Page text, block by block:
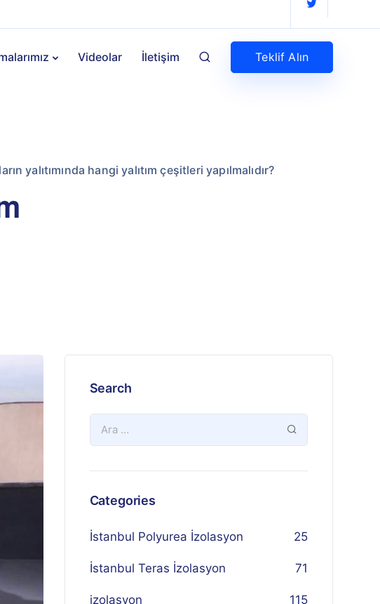
Videolar İletişim Teklif Alın
yalıtımında hangi yalıtım çeşitleri yapılmalıdır?
Search
Categories
İstanbul Polyurea İzolasyon 25
İstanbul Teras İzolasyon 71
izolasyon 115